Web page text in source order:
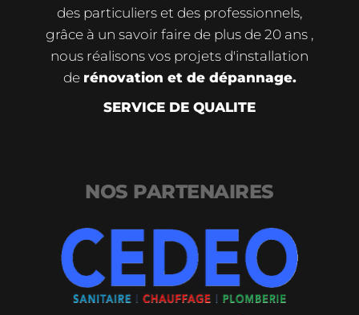
des particuliers et des professionnels,
grâce à un savoir faire de plus de 20 ans ,
nous réalisons vos projets d'installation
de rénovation et de dépannage.
SERVICE DE QUALITE
NOS PARTENAIRES